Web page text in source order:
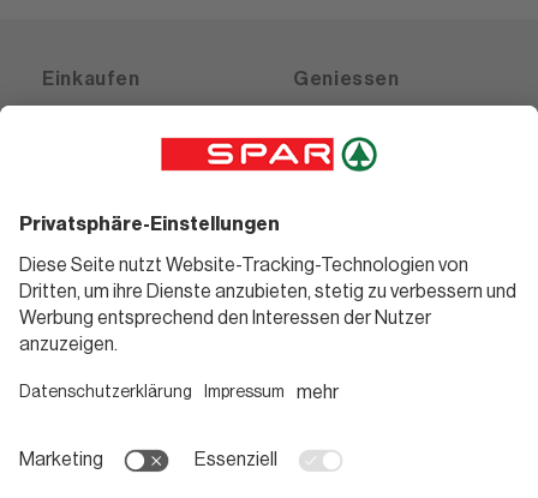
Einkaufen
Gutscheine
Geniessen
Weinwelt
Bierwelt
Informieren
Teilnahmebedingungen
Pressemitteilungen
Karriere bei SPAR
Folge uns